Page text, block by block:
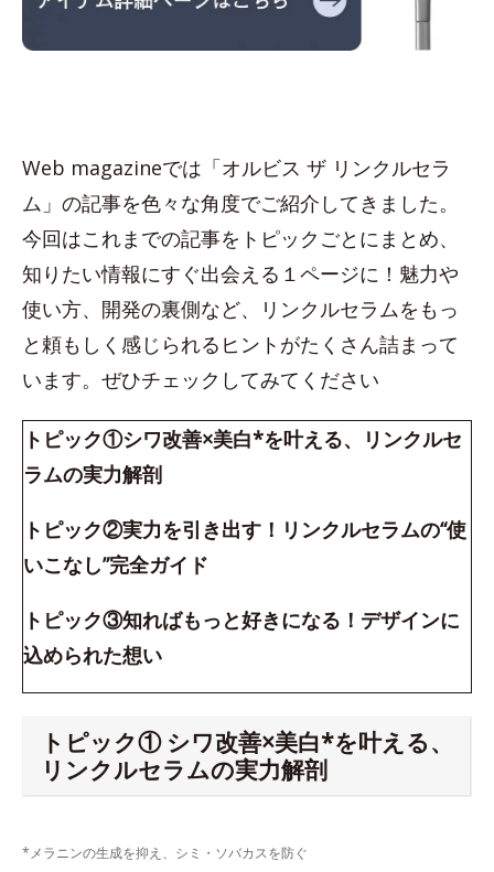
Web magazineでは「オルビス ザ リンクルセラ
ム」の記事を色々な角度でご紹介してきました。
今回はこれまでの記事をトピックごとにまとめ、
知りたい情報にすぐ出会える１ページに！魅力や
使い方、開発の裏側など、リンクルセラムをもっ
と頼もしく感じられるヒントがたくさん詰まって
います。ぜひチェックしてみてください
トピック①シワ改善×美白*を叶える、リンクルセ
ラムの実力解剖
トピック②実力を引き出す！リンクルセラムの“使
いこなし”完全ガイド
トピック③知ればもっと好きになる！デザインに
込められた想い
トピック① シワ改善×美白*を叶える、
リンクルセラムの実力解剖
*メラニンの生成を抑え、シミ・ソバカスを防ぐ